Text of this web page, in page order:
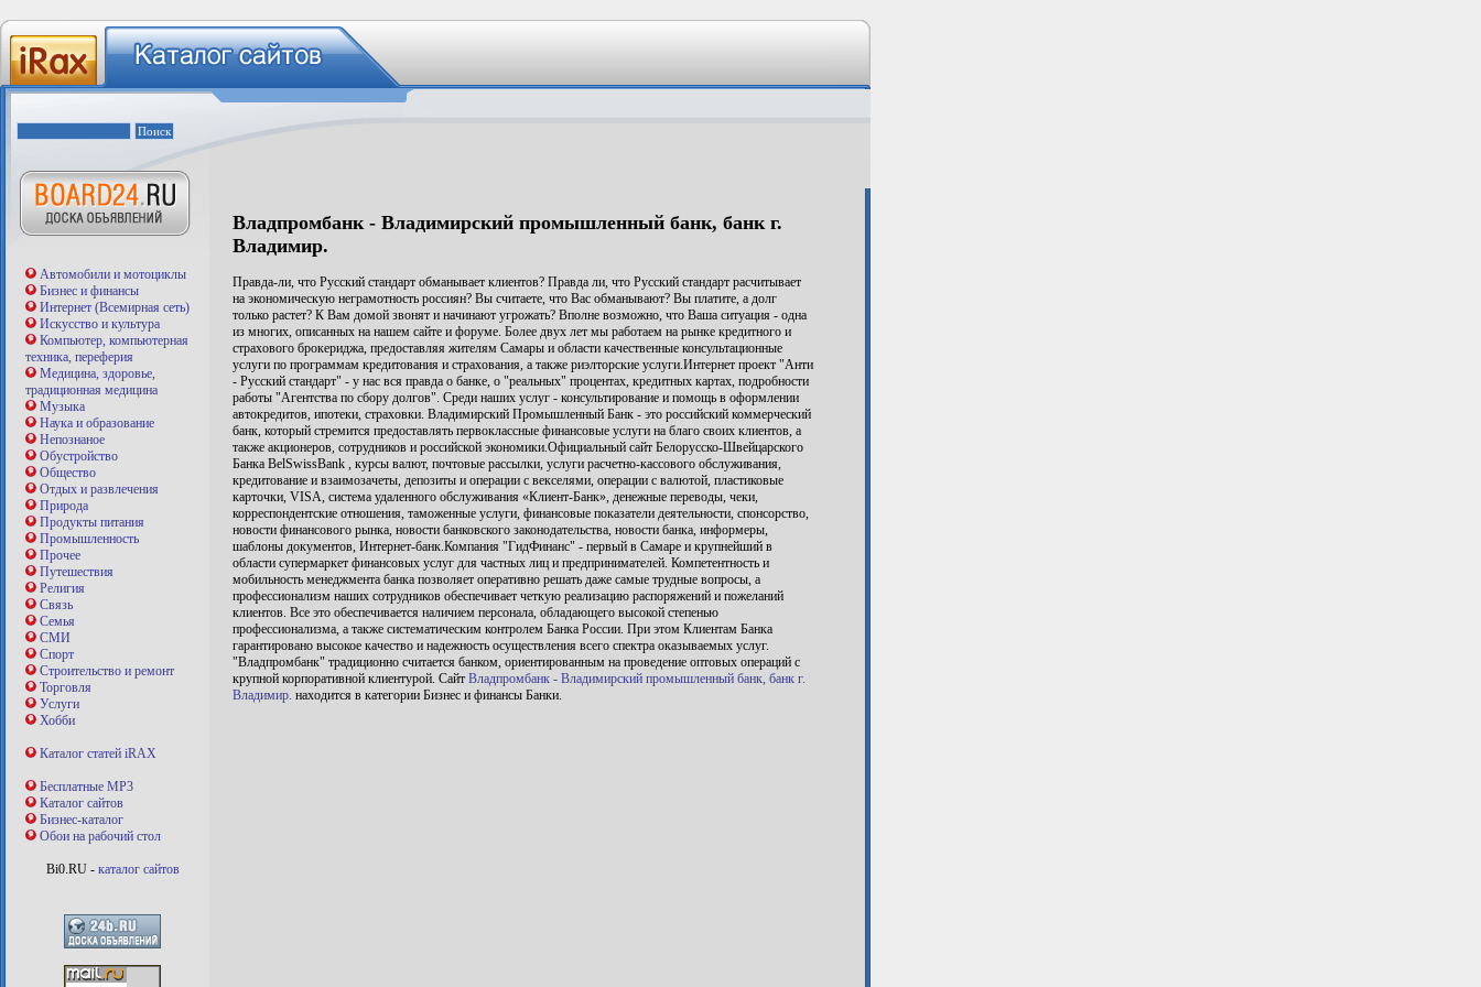
Автомобили и мотоциклы
Бизнес и финансы
Интернет (Всемирная сеть)
Искусство и культура
Компьютер, компьютерная
техника, переферия
Медицина, здоровье,
традиционная медицина
Музыка
Наука и образование
Непознаное
Обустройство
Общество
Отдых и развлечения
Природа
Продукты питания
Промышленность
Прочее
Путешествия
Религия
Связь
Семья
СМИ
Спорт
Строительство и ремонт
Торговля
Услуги
Хобби
Каталог статей iRAX
Бесплатные MP3
Каталог сайтов
Бизнес-каталог
Обои на рабочий стол
Bi0.RU - каталог сайтов
Владпромбанк - Владимирский промышленный банк, банк г.
Владимир.
Правда-ли, что Русский стандарт обманывает клиентов? Правда ли, что Русский стандарт расчитывает
на экономическую неграмотность россиян? Вы считаете, что Вас обманывают? Вы платите, а долг
только растет? К Вам домой звонят и начинают угрожать? Вполне возможно, что Ваша ситуация - одна
из многих, описанных на нашем сайте и форуме. Более двух лет мы работаем на рынке кредитного и
страхового брокериджа, предоставляя жителям Самары и области качественные консультационные
услуги по программам кредитования и страхования, а также риэлторские услуги.Интернет проект "Анти
- Русский стандарт" - у нас вся правда о банке, о "реальных" процентах, кредитных картах, подробности
работы "Агентства по сбору долгов". Среди наших услуг - консультирование и помощь в оформлении
автокредитов, ипотеки, страховки. Владимирский Промышленный Банк - это российский коммерческий
банк, который стремится предоставлять первоклассные финансовые услуги на благо своих клиентов, а
также акционеров, сотрудников и российской экономики.Официальный сайт Белорусско-Швейцарского
Банка BelSwissBank , курсы валют, почтовые рассылки, услуги расчетно-кассового обслуживания,
кредитование и взаимозачеты, депозиты и операции с векселями, операции с валютой, пластиковые
карточки, VISA, система удаленного обслуживания «Клиент-Банк», денежные переводы, чеки,
корреспондентские отношения, таможенные услуги, финансовые показатели деятельности, спонсорство,
новости финансового рынка, новости банковского законодательства, новости банка, информеры,
шаблоны документов, Интернет-банк.Компания "ГидФинанс" - первый в Самаре и крупнейший в
области супермаркет финансовых услуг для частных лиц и предпринимателей. Компетентность и
мобильность менеджмента банка позволяет оперативно решать даже самые трудные вопросы, а
профессионализм наших сотрудников обеспечивает четкую реализацию распоряжений и пожеланий
клиентов. Все это обеспечивается наличием персонала, обладающего высокой степенью
профессионализма, а также систематическим контролем Банка России. При этом Клиентам Банка
гарантировано высокое качество и надежность осуществления всего спектра оказываемых услуг.
"Владпромбанк" традиционно считается банком, ориентированным на проведение оптовых операций с
крупной корпоративной клиентурой. Сайт Владпромбанк - Владимирский промышленный банк, банк г.
Владимир. находится в категории Бизнес и финансы Банки.